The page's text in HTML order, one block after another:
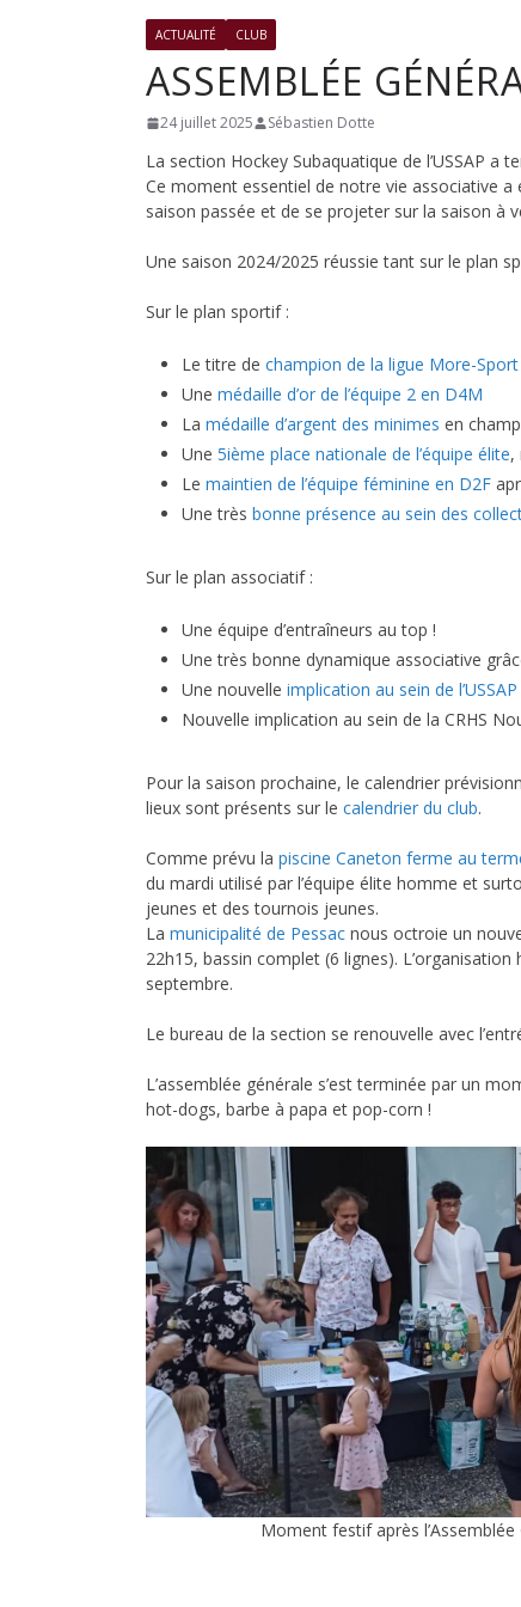
club
de
Hockey
de
Pessac
ACTUALITÉ CLUB
ASSEMBLÉE
24 juillet 2025 Sébastien Dotte
La section Hockey Subaquatique de l’USSAP a
Ce moment essentiel de notre vie associative a
saison passée et de se projeter sur la saison à
Une saison 2024/2025 réussie tant sur le plan
Sur le plan sportif :
Le titre de champion de la ligue More-Sport
Une médaille d’or de l’équipe 2 en D4M
La médaille d’argent des minimes en
Une 5ième place nationale de l’équipe élite,
Le maintien de l’équipe féminine en D2F
Une très bonne présence au sein des
Sur le plan associatif :
Une équipe d’entraîneurs au top !
Une très bonne dynamique associative
Une nouvelle implication au sein de
Nouvelle implication au sein de la CRHS
Pour la saison prochaine, le calendrier
lieux sont présents sur le calendrier du club.
Comme prévu la piscine Caneton ferme au
du mardi utilisé par l’équipe élite homme et
jeunes et des tournois jeunes.
La municipalité de Pessac nous octroie un
22h15, bassin complet (6 lignes).
septembre.
Le bureau de la section se renouvelle avec
L’assemblée générale s’est terminée par un
hot-dogs, barbe à papa et pop-corn !
Moment festif après